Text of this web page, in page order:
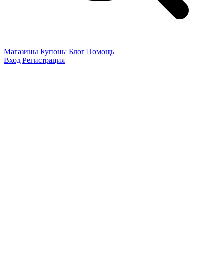
Магазины Купоны Блог Помощь
Вход Регистрация